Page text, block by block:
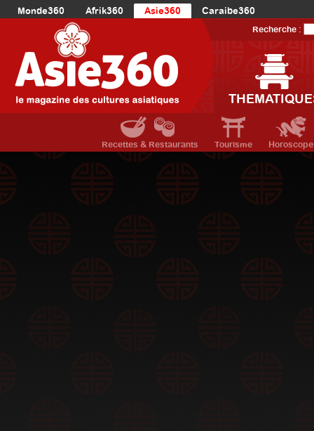
Monde360 Afrik360 Asie360
Caraibe360
Europe360
AmériqueDuNord360
Océanie360
Recherche :
Recettes & Restaurants Tourisme Horoscope